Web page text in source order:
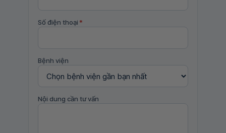
Số điện thoại *
Bệnh viện
Nội dung cần tư vấn